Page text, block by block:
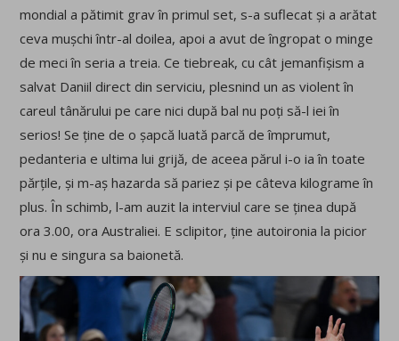
mondial a pătimit grav în primul set, s-a suflecat și a arătat
ceva mușchi într-al doilea, apoi a avut de îngropat o minge
de meci în seria a treia. Ce tiebreak, cu cât jemanfișism a
salvat Daniil direct din serviciu, plesnind un as violent în
careul tânărului pe care nici după bal nu poți să-l iei în
serios! Se ține de o șapcă luată parcă de împrumut,
pedanteria e ultima lui grijă, de aceea părul i-o ia în toate
părțile, și m-aș hazarda să pariez și pe câteva kilograme în
plus. În schimb, l-am auzit la interviul care se ținea după
ora 3.00, ora Australiei. E sclipitor, ține autoironia la picior
și nu e singura sa baionetă.